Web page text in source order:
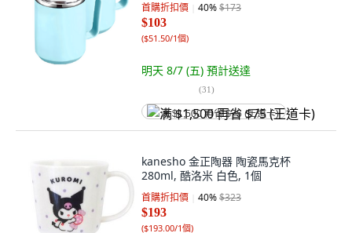
首購折扣價 40%$173
$103
($51.50/1個)
明天 8/7 (五) 預計送達
(31)
满 $1,500 再省 $75 (王道卡)
kanesho 金正陶器 陶瓷馬克杯
280ml, 酷洛米 白色, 1個
首購折扣價 40%$323
$193
($193.00/1個)